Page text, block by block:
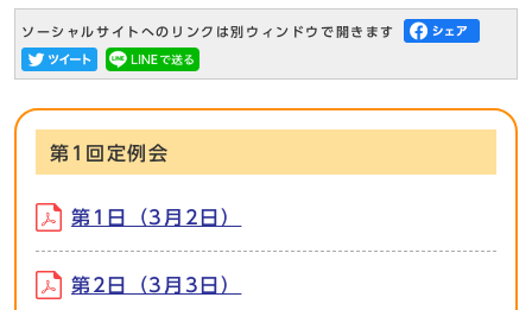
ソーシャルサイトへのリンクは別ウィンドウで開きます
第1回定例会
第1日（3月2日）
第2日（3月3日）